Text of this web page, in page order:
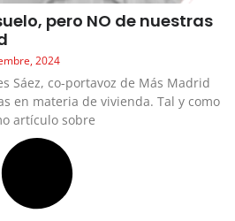
pero NO de nuestras
2024
Sáez, co-portavoz de Más Madrid
en materia de vivienda. Tal y como
artículo sobre